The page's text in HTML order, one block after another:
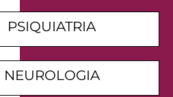
PSIQUIATRIA
NEUROLOGIA